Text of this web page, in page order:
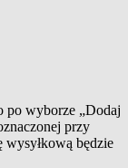
po wyborze „Dodaj
przy
wysyłkową będzie